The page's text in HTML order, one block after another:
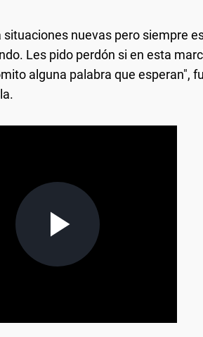
nuevas pero siempre
Les pido perdón si en esta
alguna palabra que esperan",